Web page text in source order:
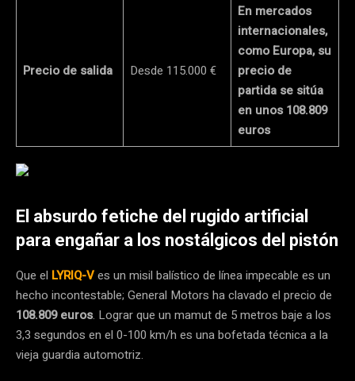
Precio de salida Desde 115.000 €
En mercados
internacionales,
como Europa, su
precio de
partida se sitúa
en unos108.809
euros
El absurdo fetiche del rugido artificial
para engañar a los nostálgicos del pistón
Que el LYRIQ-Ves un misil balístico de línea impecable es un
hecho incontestable; General Motors ha clavado el precio de
108.809 euros. Lograr que un mamut de 5 metros baje a los
3,3 segundos en el 0-100 km/h es una bofetada técnica a la
vieja guardia automotriz.